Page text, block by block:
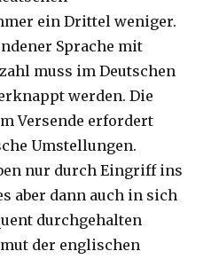
ein Drittel weniger.
Sprache mit
muss im Deutschen
werden. Die
Versende erfordert
Umstellungen.
nur durch Eingriff ins
aber dann auch in sich
durchgehalten
der englischen